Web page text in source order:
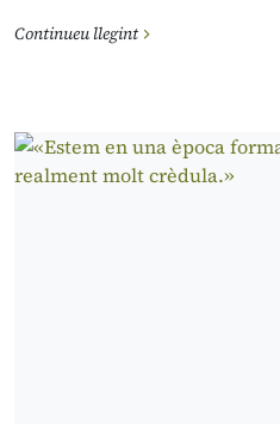
Continueu llegint